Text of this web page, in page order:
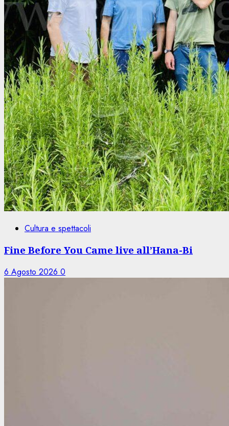
Cultura e spettacoli
Fine Before You Came live all’Hana-Bi
6 Agosto 2026 0